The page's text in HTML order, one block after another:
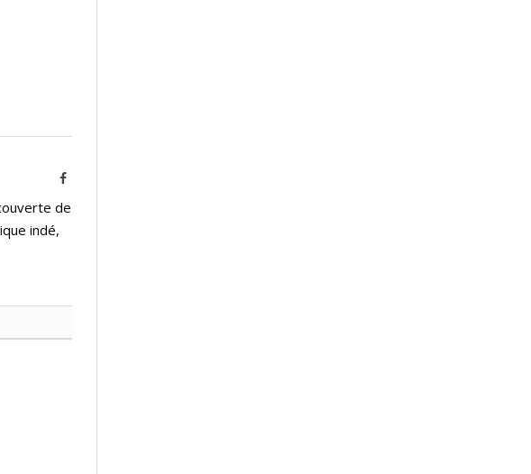
Facebook
de
indé,